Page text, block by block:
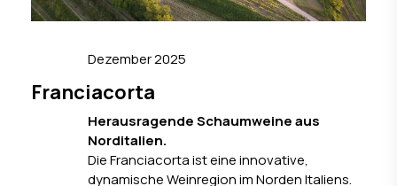
Dezember 2025
Franciacorta
Herausragende Schaumweine aus
Norditalien.
Die Franciacorta ist eine innovative,
dynamische Weinregion im Norden Italiens.